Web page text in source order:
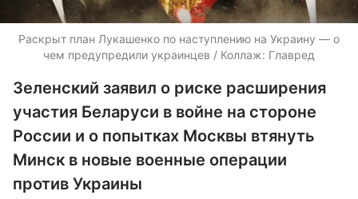
Раскрыт план Лукашенко по наступлению на Украину — о
чем предупредили украинцев / Коллаж: Главред
Зеленский заявил о риске расширения
участия Беларуси в войне на стороне
России и о попытках Москвы втянуть
Минск в новые военные операции
против Украины